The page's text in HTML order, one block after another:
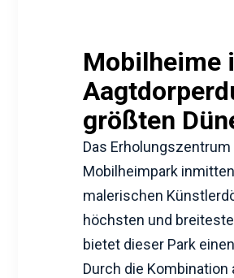
Mobilheime
größten
Das
Mobilheimpark
malerischen
höchsten und
bietet dieser Park
Durch die